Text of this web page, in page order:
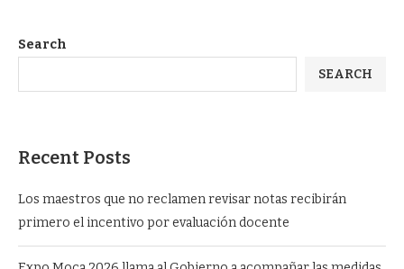
Search
SEARCH
Recent Posts
Los maestros que no reclamen revisar notas recibirán
primero el incentivo por evaluación docente